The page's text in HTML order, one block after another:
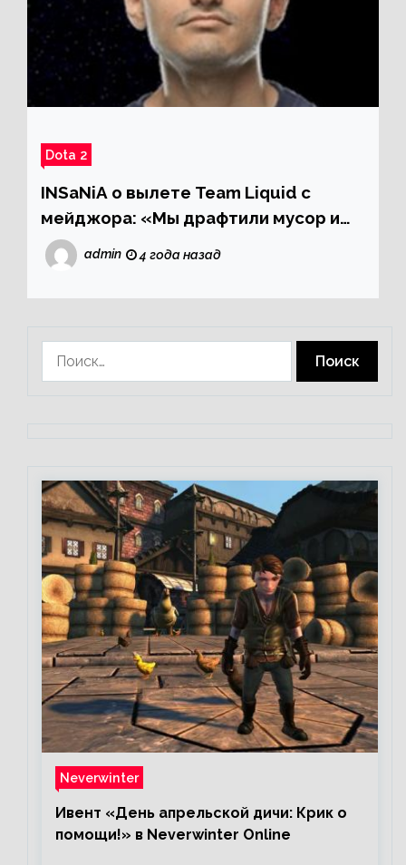
Dota 2
INSaNiA о вылете Team Liquid с
мейджора: «Мы драфтили мусор и
играли не лучше»
admin 4 года назад
Neverwinter
Ивент «День апрельской дичи: Крик о
помощи!» в Neverwinter Online